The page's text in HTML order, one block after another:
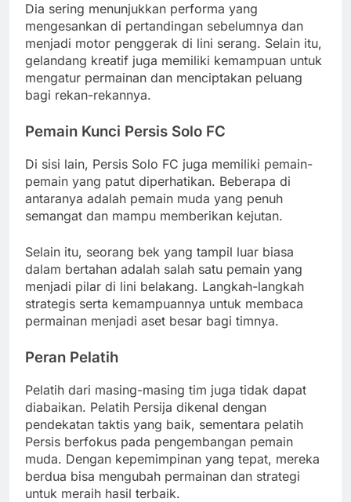
Dia sering menunjukkan performa yang
mengesankan di pertandingan sebelumnya dan
menjadi motor penggerak di lini serang. Selain itu,
gelandang kreatif juga memiliki kemampuan untuk
mengatur permainan dan menciptakan peluang
bagi rekan-rekannya.
Pemain Kunci Persis Solo FC
Di sisi lain, Persis Solo FC juga memiliki pemain-
pemain yang patut diperhatikan. Beberapa di
antaranya adalah pemain muda yang penuh
semangat dan mampu memberikan kejutan.
Selain itu, seorang bek yang tampil luar biasa
dalam bertahan adalah salah satu pemain yang
menjadi pilar di lini belakang. Langkah-langkah
strategis serta kemampuannya untuk membaca
permainan menjadi aset besar bagi timnya.
Peran Pelatih
Pelatih dari masing-masing tim juga tidak dapat
diabaikan. Pelatih Persija dikenal dengan
pendekatan taktis yang baik, sementara pelatih
Persis berfokus pada pengembangan pemain
muda. Dengan kepemimpinan yang tepat, mereka
berdua bisa mengubah permainan dan strategi
untuk meraih hasil terbaik.